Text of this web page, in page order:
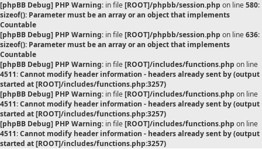
[phpBB Debug] PHP Warning: in file[ROOT]/phpbb/session.php on line580:
sizeof(): Parameter must be an array or an object that implements
Countable
[phpBB Debug] PHP Warning: in file[ROOT]/phpbb/session.php on line636:
sizeof(): Parameter must be an array or an object that implements
Countable
[phpBB Debug] PHP Warning: in file[ROOT]/includes/functions.php on line
4511:Cannot modify header information - headers already sent by (output
started at [ROOT]/includes/functions.php:3257)
[phpBB Debug] PHP Warning: in file[ROOT]/includes/functions.php on line
4511:Cannot modify header information - headers already sent by (output
started at [ROOT]/includes/functions.php:3257)
[phpBB Debug] PHP Warning: in file[ROOT]/includes/functions.php on line
4511:Cannot modify header information - headers already sent by (output
started at [ROOT]/includes/functions.php:3257)